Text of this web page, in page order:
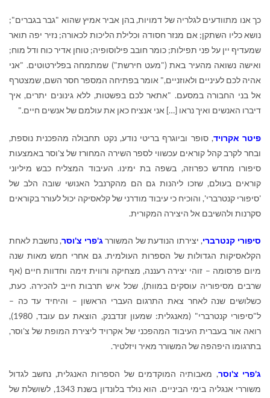
כך אנו מתוודעים לגלריה של דמויות, בהן אביר אמיץ שהוא "גבר בגברים";
נושא כליו השתקן; אם מנזר חסודה וכלילת הליכות לכאורה; נזיר יפה תואר
שמעדיף יין על פני תפילות; כומר חובב פילוסופיה; טוחן אדיר כוח ודל מוח;
ואישה נשואה מהעיר באת ("מעט חירשת") שמתמחה בפלירטוטים. "אני
אהיה לכם לעיניים ולאוזניים," אומר בפתיחה המספר חסר השם, שמצטרף
אל בני החבורה במסעם. "אתאר לכם בפשטות, ללא גינונים יתרים, איך
דיברו האנשים ואיך נראו […] אני אנציח כאן את עולמם של אנשים חיים."
פיטר אקרויד, סופר וביוגרף בריטי נודע, נקט תחבולה מהפכנית נוספת,
ובחר לקרב קהל קוראים עכשווי לספר השירה המחורז של צ'וסר באמצעות
סיפורו מחדש כפרוזה, בשפה בת ימינו. העיבוד המצליח כבש מיליוני
קוראים בעולם, שזכו ליהנות גם הם מהקרנבל האנושי שובה הלב של
'סיפורי קנטרברי', והוכיח כי עיבוד מודרני של קלאסיקה יכול לעורר בקוראים
סקרנות ולהשיבם אל היצירה המקורית.
סיפורי קנטרברי, יצירתו הנודעת של המשוררג'פרי צ'וסר, נחשבת לאחת
הקלאסיקות הגדולות של הספרות העולמית. גם אחרי חמש מאות שנה
מיום פרסומה – זוהי יצירה רעננה, מצחיקה ורווית זימה וחדוות חיים (אף
שרבים מסיפוריה עוסקים במוות), שכל איש תרבות חייב להכירה. כעת,
כשלושים שנה לאחר צאת התרגום העברי הראשון – והיחיד עד כה –
ל"סיפורי קנטרברי" (מאנגלית: שמעון זנדבנק, הוצאת עם עובד, 1980),
רואה אור בעברית העיבוד המהפכני של אקרויד ליצירת המופת של צ'וסר,
בתרגומו היפהפה של המשורר מאיר ויזלטיר.
ג'פרי צ'וסר, מאבותיה המוקדמים של הספרות האנגלית, נחשב לגדול
משוררי אנגליה בימי הביניים. הוא נולד בלונדון בשנת 1343, לשושלת של